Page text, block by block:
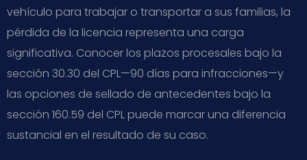
vehículo para trabajar o transportar a sus familias, la
pérdida de la licencia representa una carga
significativa. Conocer los plazos procesales bajo la
sección 30.30 del CPL—90 días para infracciones—y
las opciones de sellado de antecedentes bajo la
sección 160.59 del CPL puede marcar una diferencia
sustancial en el resultado de su caso.